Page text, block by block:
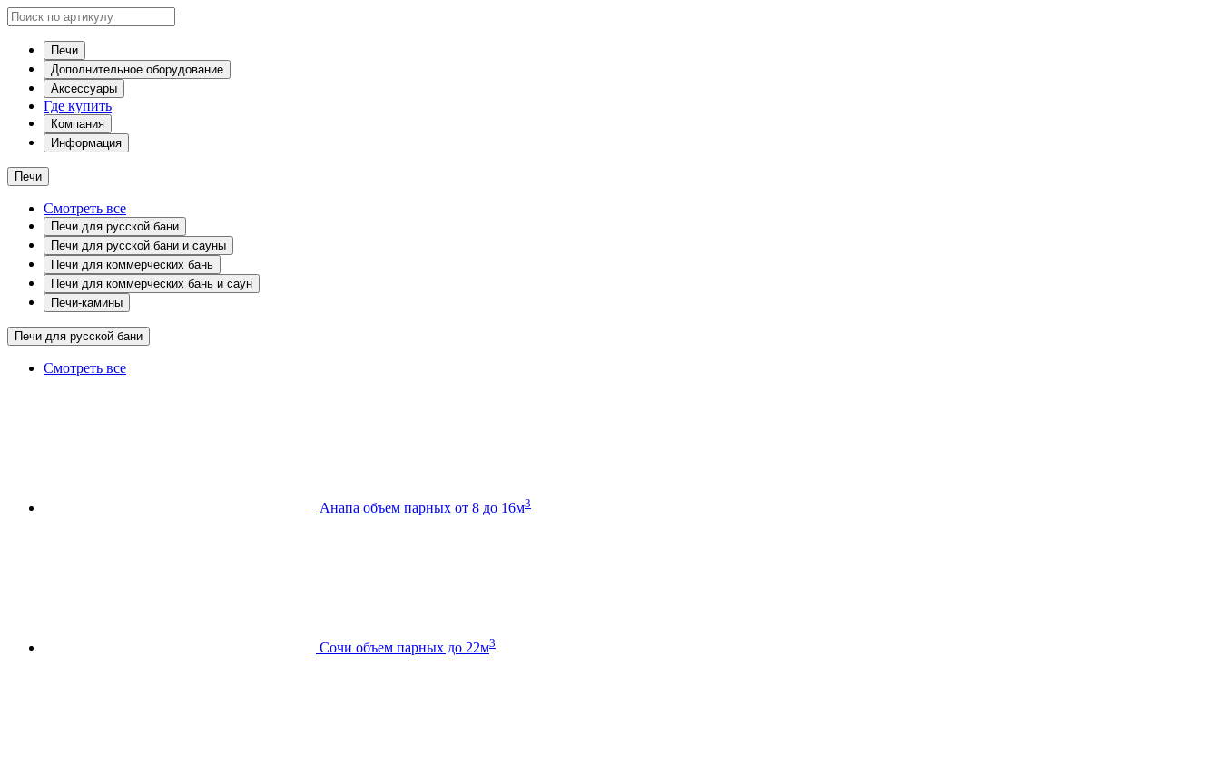
Печи
Дополнительное оборудование
Аксессуары
Где купить
Компания
Информация
Печи
Смотреть все
Печи для русской бани
Печи для русской бани и сауны
Печи для коммерческих бань
Печи для коммерческих бань и саун
Печи-камины
Печи для русской бани
Смотреть все
Анапа объем парных от 8 до 16м3
Сочи объем парных до 22м3